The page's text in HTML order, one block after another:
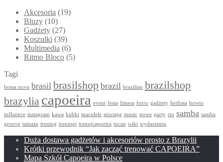
Akcesoria (19)
Bluzy (10)
Gadżety (27)
Koszulki (39)
Multimedia (6)
Ritmo Bloco (5)
Tagi
bossa nova brasil brasilshop brazil brazilian brazilshop
brazylia capoeira event festa fitness forro gadżety herbata howto
influence instagram kawa kubki maculele mixtape music nowe party rio samba samba
groove tatuaże trening treningi trenujcapoeira tucan wiki wydarzenia
Duża dostawa gadżetów i akcesoriów prosto z Brazylii
Krótki przewodnik “Jak zacząć trenować CAPOEIRA”
Mapa Szkół Capoeira w Polsce